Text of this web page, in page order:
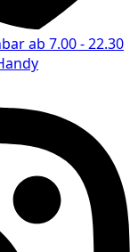
ab 7.00 - 22.30